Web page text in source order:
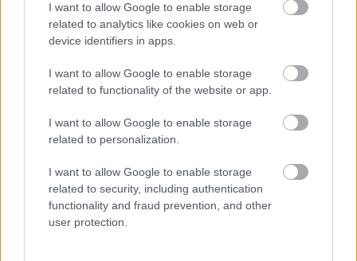
I want to allow Google to enable storage
related to analytics like cookies on web or
device identifiers in apps.
I want to allow Google to enable storage
related to functionality of the website or app.
I want to allow Google to enable storage
related to personalization.
I want to allow Google to enable storage
related to security, including authentication
functionality and fraud prevention, and other
user protection.
Mik alakítják a gondolkodásod? Avagy a kognitív
torzítások
Az egygyermekes politika és Kína gazdasági
kihívásai